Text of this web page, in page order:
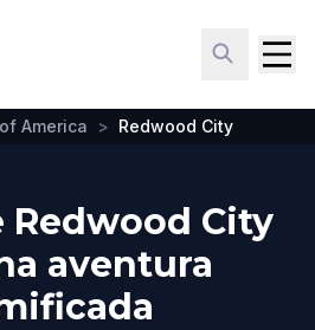
America > Redwood City
Redwood City
aventura